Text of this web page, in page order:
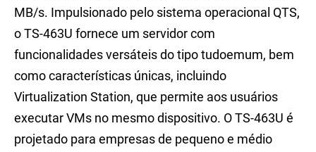
MB/s. Impulsionado pelo sistema operacional QTS,
o TS-463U fornece um servidor com
funcionalidades versáteis do tipo tudoemum, bem
como características únicas, incluindo
Virtualization Station, que permite aos usuários
executar VMs no mesmo dispositivo. O TS-463U é
projetado para empresas de pequeno e médio